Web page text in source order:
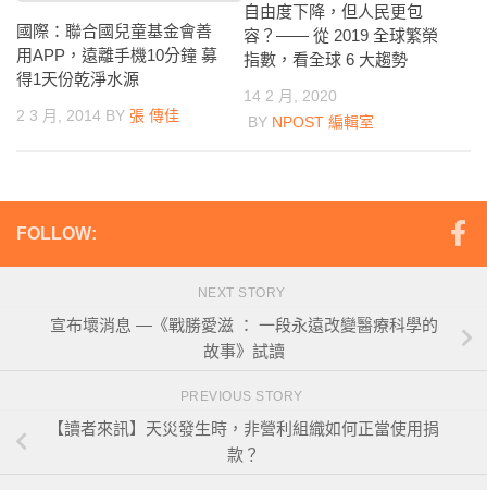
國際：聯合國兒童基金會善
用APP，遠離手機10分鐘 募
得1天份乾淨水源
2 3 月, 2014 BY 張 傳佳
自由度下降，但人民更包
容？—— 從 2019 全球繁榮
指數，看全球 6 大趨勢
14 2 月, 2020
BY NPOST 編輯室
FOLLOW:
NEXT STORY
宣布壞消息 —《戰勝愛滋 ： 一段永遠改變醫療科學的
故事》試讀
PREVIOUS STORY
【讀者來訊】天災發生時，非營利組織如何正當使用捐
款？